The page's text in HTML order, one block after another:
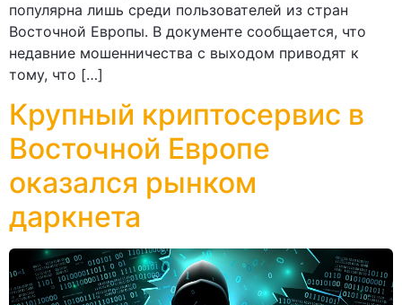
популярна лишь среди пользователей из стран
Восточной Европы. В документе сообщается, что
недавние мошенничества с выходом приводят к
тому, что […]
Крупный криптосервис в
Восточной Европе
оказался рынком
даркнета